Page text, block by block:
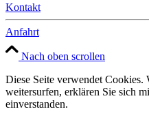
Kontakt
Anfahrt
Nach oben scrollen
Diese Seite verwendet Cookies.
weitersurfen, erklären Sie sich
einverstanden.